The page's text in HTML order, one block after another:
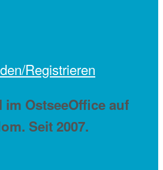
Registrieren
im OstseeOffice auf
Seit 2007.